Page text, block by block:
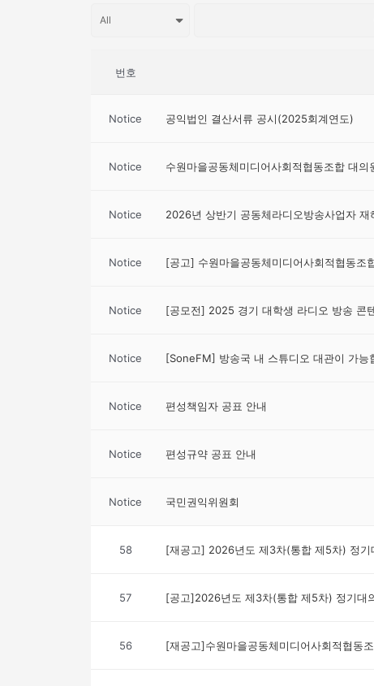
번호
Notice 공익법인 결산서류 공시(2025회계연도)
Notice 수원마을공동체미디어사회적협동조합 대의
Notice 2026년 상반기 공동체라디오방송사업자 재
Notice [공고] 수원마을공동체미디어사회적협동조
Notice [공모전] 2025 경기 대학생 라디오 방송 콘
Notice [SoneFM] 방송국 내 스튜디오 대관이 가능
Notice 편성책임자 공표 안내
Notice 편성규약 공표 안내
Notice 국민권익위원회
58 [재공고] 2026년도 제3차(통합 제5차) 정기
57 [공고]2026년도 제3차(통합 제5차) 정기대
56 [재공고]수원마을공동체미디어사회적협동